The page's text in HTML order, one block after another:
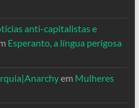
anti-capitalistas e
Esperanto, a língua perigosa
em Mulheres